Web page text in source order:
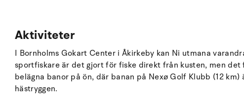
Aktiviteter
I Bornholms Gokart Center i Åkirkeby kan Ni utmana
sportfiskare är det gjort för fiske direkt från kusten, men
belägna banor på ön, där banan på Nexø Golf Klubb (12
hästryggen.